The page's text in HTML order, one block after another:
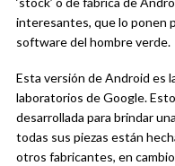
interesantes, que lo ponen
software del hombre verde.
Esta versión de Android es
laboratorios de Google.
desarrollada para brindar
todas sus piezas están
otros fabricantes, en